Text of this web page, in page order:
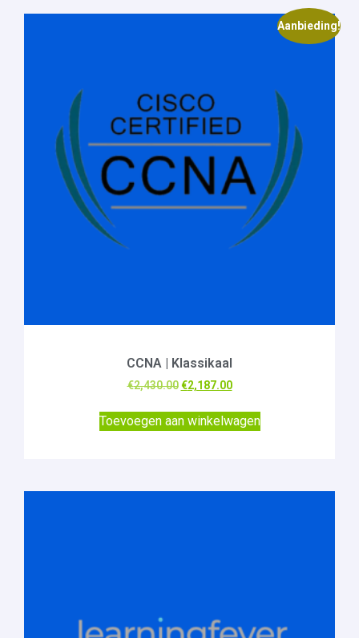
Aanbieding!
CCNA | Klassikaal
€2,430.00 €2,187.00
Toevoegen aan winkelwagen